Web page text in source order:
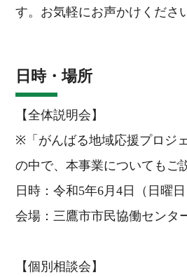
す。お気軽にお声かけくださ
日時・場所
【全体説明会】
※「がんばる地域応援プロジ
の中で、本事業についてもご
日時：令和5年6月4日（日曜
会場：三鷹市市民協働センタ
【個別相談会】